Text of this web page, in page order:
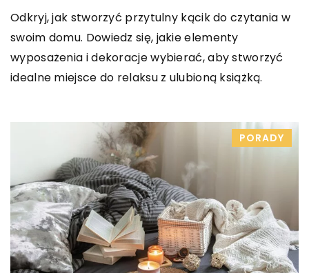
Odkryj, jak stworzyć przytulny kącik do czytania w
swoim domu. Dowiedz się, jakie elementy
wyposażenia i dekoracje wybierać, aby stworzyć
idealne miejsce do relaksu z ulubioną książką.
PORADY